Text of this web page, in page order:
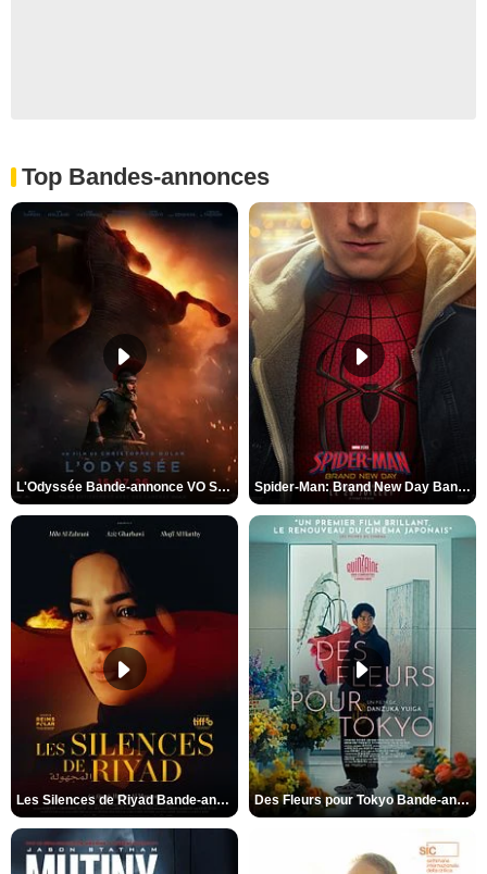
Top Bandes-annonces
L'Odyssée Bande-annonce VO STFR Spider-Man: Brand New Day Bande-annonce VO STFR
Les Silences de Riyad Bande-annonce VO STFR Des Fleurs pour Tokyo Bande-annonce VO STFR